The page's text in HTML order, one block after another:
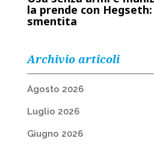
la prende con
smentita
Archivio articoli
Agosto 2026
Luglio 2026
Giugno 2026